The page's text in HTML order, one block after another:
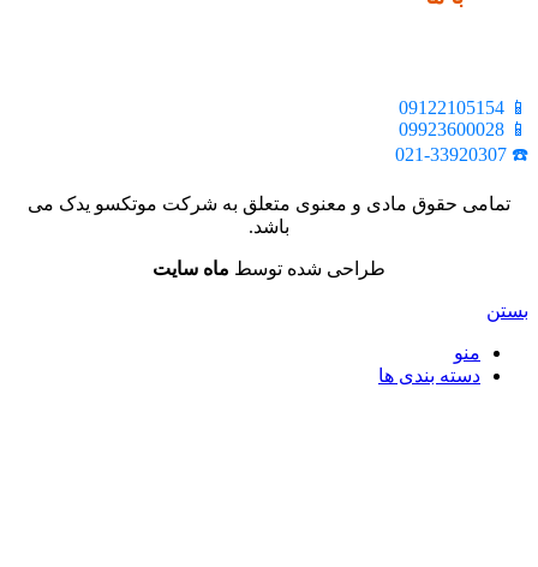
📱 09122105154
📱 09923600028
☎️ 021-33920307
تمامی حقوق مادی و معنوی متعلق به شرکت موتکسو یدک می
باشد.
طراحی شده توسط ماه سایت
بستن
منو
دسته بندی ها